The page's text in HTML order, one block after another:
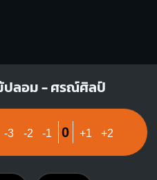
1
3 4
ปลอม - ศรณ์ศิลป์
-3 -2 -1 0 +1 +2